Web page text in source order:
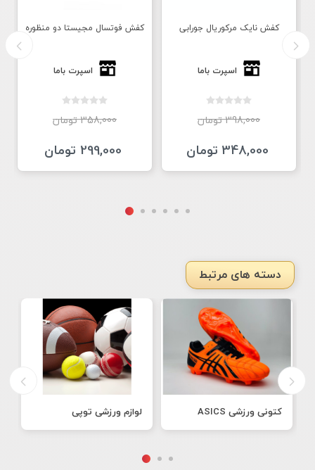
کفش نایک مرکوریال جورابی
اسپرت باما
398,000 تومان
348,000 تومان
کفش فوتسال مجیستا دو منظوره
اسپرت باما
358,000 تومان
299,000 تومان
دسته های مرتبط
کتونی ورزشی ASICS لوازم ورزشی توپی